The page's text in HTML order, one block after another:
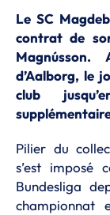
Le SC
contrat de
d’Aalborg, le
club
Pilier du
s’est imposé
Bundesliga
championnat